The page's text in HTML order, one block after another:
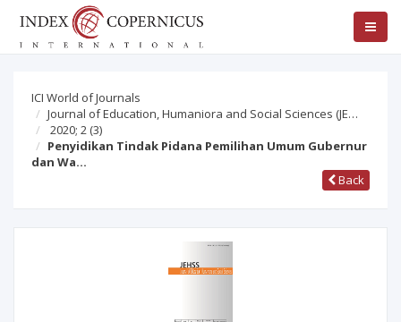
ICI World of Journals
Journal of Education, Humaniora and Social Sciences (JE…
2020; 2 (3)
Penyidikan Tindak Pidana Pemilihan Umum Gubernur
dan Wa…
Back